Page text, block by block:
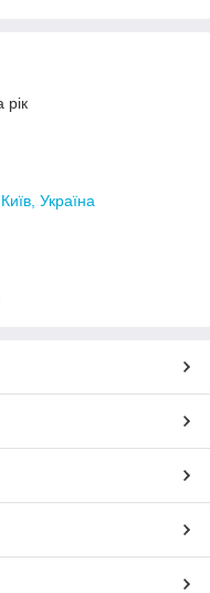
рік
Україна